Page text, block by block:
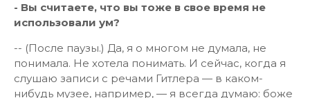
- Вы считаете, что вы тоже в свое время не
использовали ум?
-- (После паузы.) Да, я о многом не думала, не
понимала. Не хотела понимать. И сейчас, когда я
слушаю записи с речами Гитлера — в каком-
нибудь музее, например, — я всегда думаю: боже